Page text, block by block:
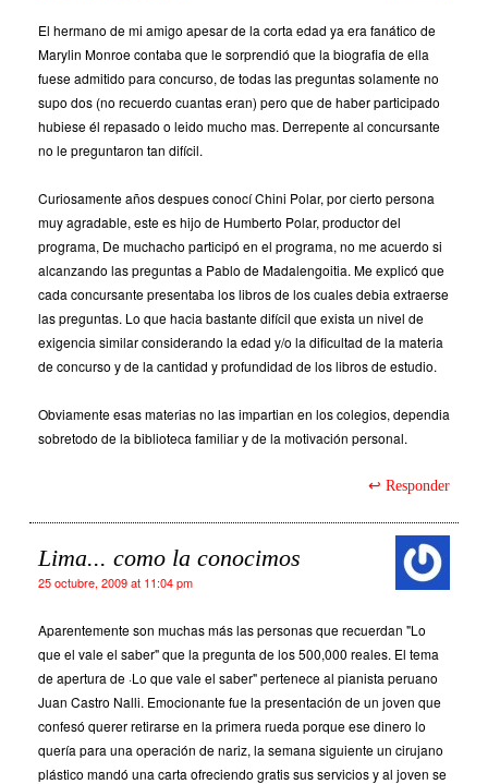
El hermano de mi amigo apesar de la corta edad ya era fanático de
Marylin Monroe contaba que le sorprendió que la biografia de ella
fuese admitido para concurso, de todas las preguntas solamente no
supo dos (no recuerdo cuantas eran) pero que de haber participado
hubiese él repasado o leido mucho mas. Derrepente al concursante
no le preguntaron tan difícil.
Curiosamente años despues conocí Chini Polar, por cierto persona
muy agradable, este es hijo de Humberto Polar, productor del
programa, De muchacho participó en el programa, no me acuerdo si
alcanzando las preguntas a Pablo de Madalengoitia. Me explicó que
cada concursante presentaba los libros de los cuales debia extraerse
las preguntas. Lo que hacia bastante difícil que exista un nivel de
exigencia similar considerando la edad y/o la dificultad de la materia
de concurso y de la cantidad y profundidad de los libros de estudio.
Obviamente esas materias no las impartian en los colegios, dependia
sobretodo de la biblioteca familiar y de la motivación personal.
Responder
Lima... como la conocimos
25 octubre, 2009 at 11:04 pm
Aparentemente son muchas más las personas que recuerdan "Lo
que el vale el saber" que la pregunta de los 500,000 reales. El tema
de apertura de ·Lo que vale el saber" pertenece al pianista peruano
Juan Castro Nalli. Emocionante fue la presentación de un joven que
confesó querer retirarse en la primera rueda porque ese dinero lo
quería para una operación de nariz, la semana siguiente un cirujano
plástico mandó una carta ofreciendo gratis sus servicios y al joven se